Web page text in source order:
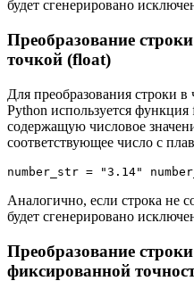
будет сгенерировано
Преобразование
точкой (float)
Для преобразования строки
Python используется
содержащую числовое
соответствующее число с
number_str = "3.14"
Аналогично, если строка не
будет сгенерировано
Преобразование
фиксированной